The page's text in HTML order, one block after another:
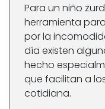
Para un niño
herramienta
por la
día existen
hecho
que facilitan a
cotidiana.